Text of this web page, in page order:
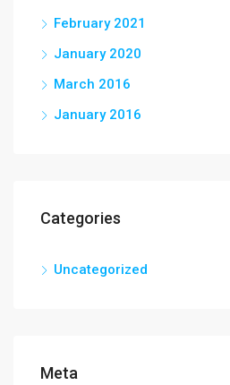
February 2021
January 2020
March 2016
January 2016
Categories
Uncategorized
Meta